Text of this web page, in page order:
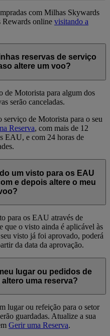
com Milhas Skywards
Rewards online visitando a
reservas de serviço
altere um voo?
de Motorista para algum dos
serão canceladas.
serviço de Motorista para o seu
Reserva, com mais de 12
EAU, e com 24 horas de
um visto para os EAU
e depois altere o meu
para os EAU através de
que o visto ainda é aplicável às
visto já foi aprovado, poderá
da data da aprovação.
lugar ou pedidos de
uma reserva?
lugar ou refeição para o setor
guardadas. Atualize a sua
Gerir uma Reserva.